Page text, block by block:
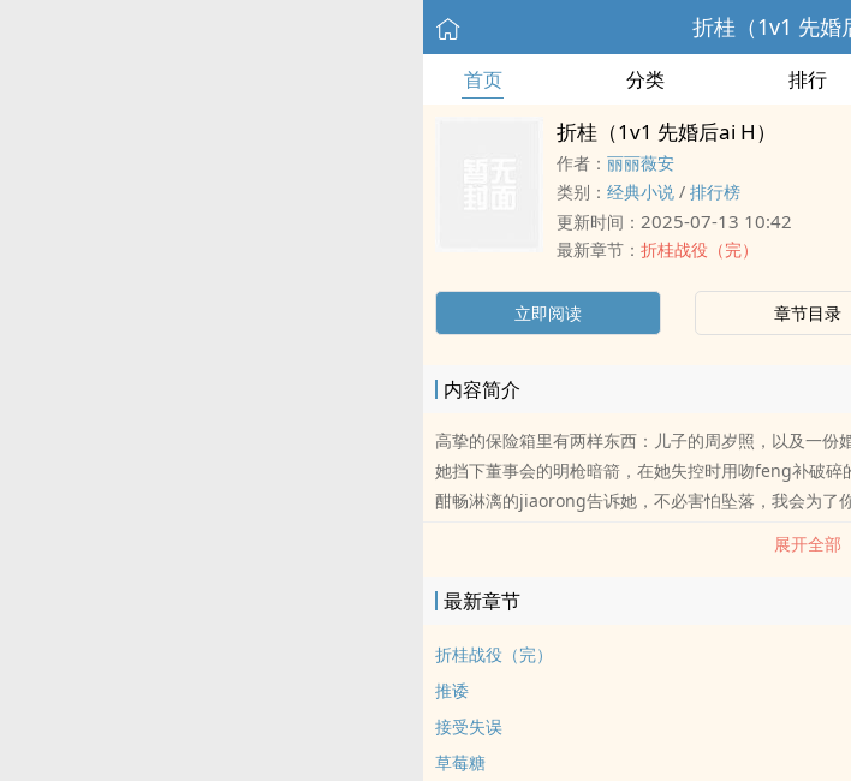
折桂（1v1 先婚
首页 分类 排行
折桂（1v1 先婚后ai H）
作者： 丽丽薇安
类别： 经典小说 / 排行榜
更新时间： 2025-07-13 10:42
最新章节： 折桂战役（完）
立即阅读 章节目录
内容简介
高挚的保险箱里有两样东西：儿子的周岁照，以及一
她挡下董事会的明枪暗箭，在她失控时用吻feng补破
酣畅淋漓的jiaorong告诉她，不必害怕坠落，我会为了
的指纹里也刻上我的烙印”罗浮玉X高挚dao貌岸然X为
展开全部
最新章节
折桂战役（完）
推诿
接受失误
草莓糖